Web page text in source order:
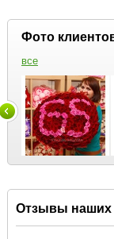
Фото
все
Отзывы наших